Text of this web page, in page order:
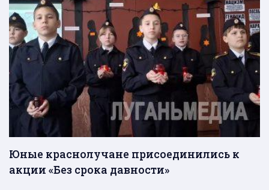
Юные краснолучане присоединились к
акции «Без срока давности»